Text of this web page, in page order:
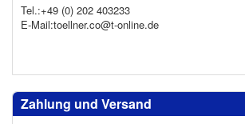
Tel.:+49 (0) 202 403233
E-Mail:toellner.co@t-online.de
Zahlung und Versand